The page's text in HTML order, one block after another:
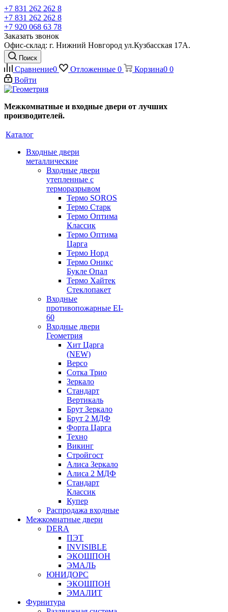
+7 831 262 262 8
+7 831 262 262 8
+7 920 068 63 78
Заказать звонок
Офис-склад: г. Нижний Новгород ул.Кузбасская 17А.
Поиск
Сравнение0 Отложенные 0 Корзина0 0
Войти
Межкомнатные и входные двери от лучших
производителей.
Каталог
Входные двери
металлические
Входные двери
утепленные с
терморазрывом
Термо SOROS
Термо Старк
Термо Оптима
Классик
Термо Оптима
Царга
Термо Норд
Термо Оникс
Букле Опал
Термо Хайтек
Стеклопакет
Входные
противопожарные EI-
60
Входные двери
Геометрия
Хит Царга
(NEW)
Версо
Сотка Трио
Зеркало
Стандарт
Вертикаль
Брут Зеркало
Брут 2 МДФ
Форта Царга
Техно
Викинг
Стройгост
Алиса Зеркало
Алиса 2 МДФ
Стандарт
Классик
Купер
Распродажа входные
Межкомнатные двери
DERA
ПЭТ
INVISIBLE
ЭКОШПОН
ЭМАЛЬ
ЮНИДОРС
ЭКОШПОН
ЭМАЛИТ
Фурнитура